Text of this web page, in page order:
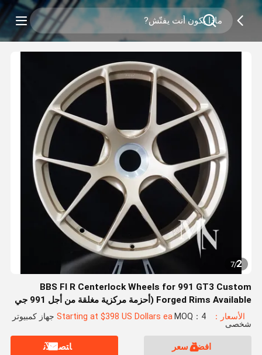
2
/
7
BBS FI R Centerlock Wheels for 991 GT3 Custom
Forged Rims Available (أحزمة مركزية مغلقة من أجل 991 جي
تي 3)
الأسعار：Starting at $398 US Dollars ea MOQ：4 جهاز كمبيوتر
شخصى
افضل سعر ﺎﺘﺼﻟ ﺍﻶﻧ